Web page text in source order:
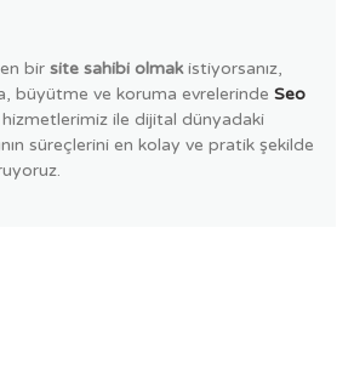
bir site sahibi olmakistiyorsanız,
büyütme ve koruma evrelerinde Seo
hizmetlerimiz ile dijital dünyadaki
süreçlerini en kolay ve pratik şekilde